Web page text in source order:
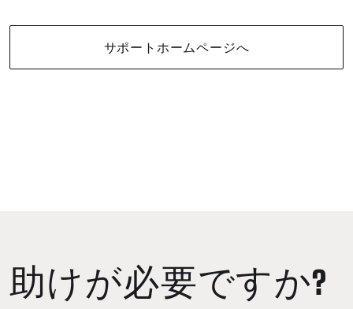
サポートホームページへ
助けが必要ですか?